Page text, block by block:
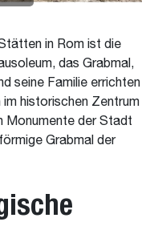
in Rom ist die
das Grabmal,
seine Familie errichten
historischen Zentrum
Monumente der Stadt
Grabmal der